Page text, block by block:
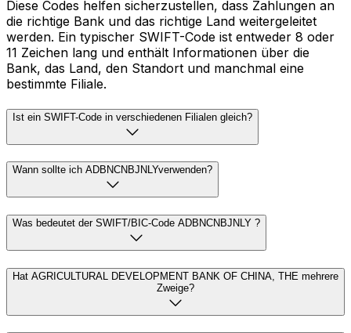
Diese Codes helfen sicherzustellen, dass Zahlungen an
die richtige Bank und das richtige Land weitergeleitet
werden. Ein typischer SWIFT-Code ist entweder 8 oder
11 Zeichen lang und enthält Informationen über die
Bank, das Land, den Standort und manchmal eine
bestimmte Filiale.
Ist ein SWIFT-Code in verschiedenen Filialen gleich?
Wann sollte ich ADBNCNBJNLYverwenden?
Was bedeutet der SWIFT/BIC-Code ADBNCNBJNLY ?
Hat AGRICULTURAL DEVELOPMENT BANK OF CHINA, THE mehrere
Zweige?